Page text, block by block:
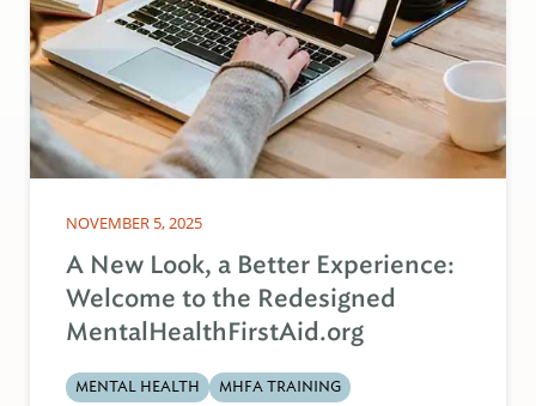
NOVEMBER 5, 2025
A New Look, a Better Experience:
Welcome to the Redesigned
MentalHealthFirstAid.org
MENTAL HEALTH MHFA TRAINING